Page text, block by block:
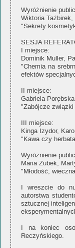
Wyróżnienie
Wiktoria Taźbirek,
"Sekrety
SESJA
I miejsce:
Dominik Muller,
"Chemia na
efektów
II miejsce:
Gabriela
"Zabójcze
III miejsce:
Kinga Izydor,
"Kawa czy
Wyróżnienie
Maria Zubek,
"Młodość,
I wreszcie do
autorstwa
sztucznej
I na koniec
Reczyńskiego.